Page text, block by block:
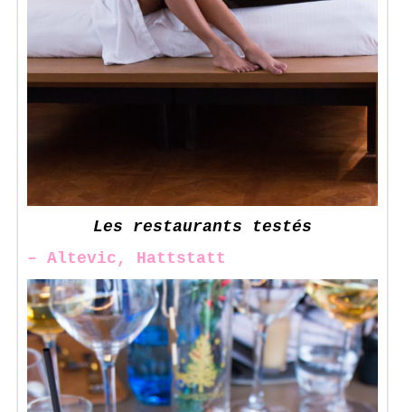
Les restaurants testés
– Altevic, Hattstatt